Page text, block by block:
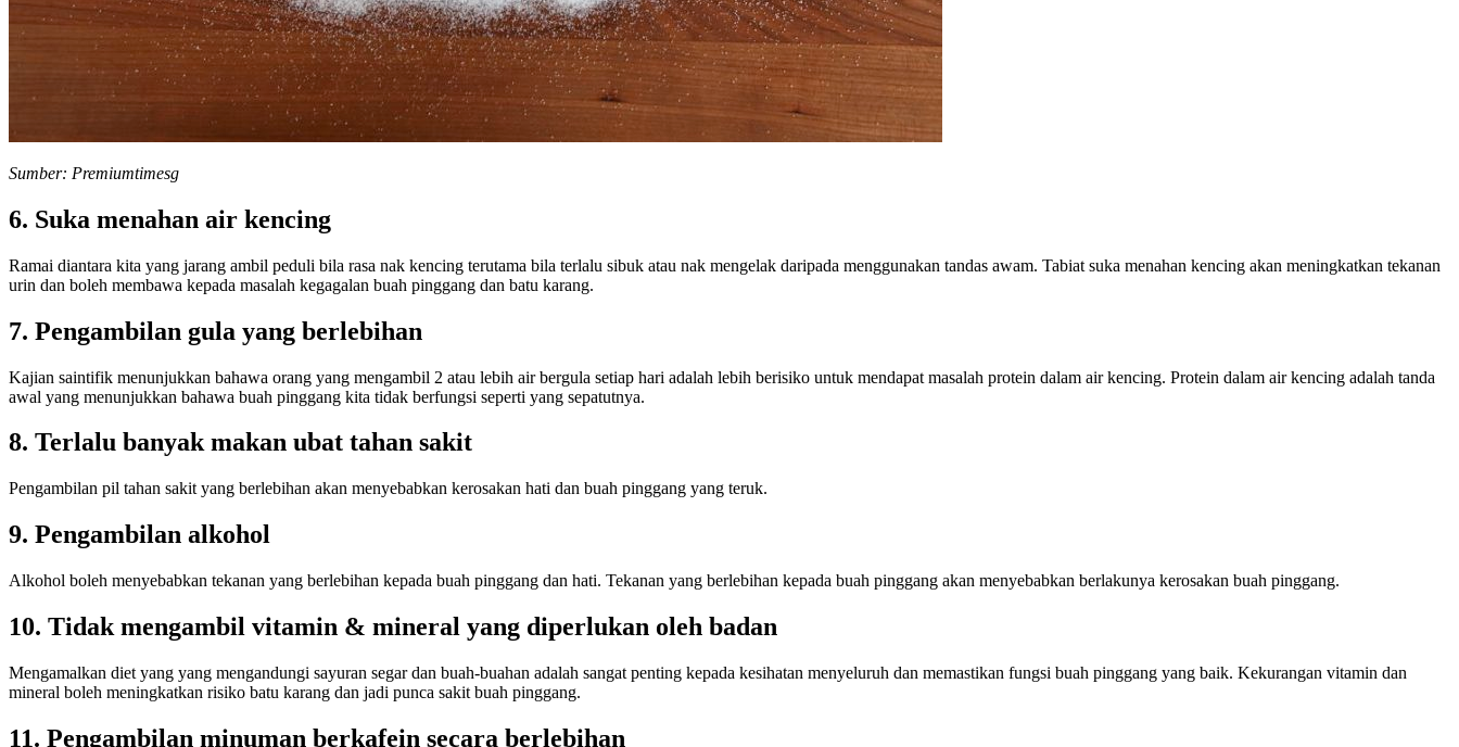
Sumber: Premiumtimesg
6. Suka menahan air kencing
Ramai diantara kita yang jarang ambil peduli bila rasa nak kencing terutama bila terlalu sibuk atau nak mengelak daripada menggunakan tandas awam. Tabiat suka menahan kencing akan meningkatkan tekanan
urin dan boleh membawa kepada masalah kegagalan buah pinggang dan batu karang.
7. Pengambilan gula yang berlebihan
Kajian saintifik menunjukkan bahawa orang yang mengambil 2 atau lebih air bergula setiap hari adalah lebih berisiko untuk mendapat masalah protein dalam air kencing. Protein dalam air kencing adalah tanda
awal yang menunjukkan bahawa buah pinggang kita tidak berfungsi seperti yang sepatutnya.
8. Terlalu banyak makan ubat tahan sakit
Pengambilan pil tahan sakit yang berlebihan akan menyebabkan kerosakan hati dan buah pinggang yang teruk.
9. Pengambilan alkohol
Alkohol boleh menyebabkan tekanan yang berlebihan kepada buah pinggang dan hati. Tekanan yang berlebihan kepada buah pinggang akan menyebabkan berlakunya kerosakan buah pinggang.
10. Tidak mengambil vitamin & mineral yang diperlukan oleh badan
Mengamalkan diet yang yang mengandungi sayuran segar dan buah-buahan adalah sangat penting kepada kesihatan menyeluruh dan memastikan fungsi buah pinggang yang baik. Kekurangan vitamin dan
mineral boleh meningkatkan risiko batu karang dan jadi punca sakit buah pinggang.
11. Pengambilan minuman berkafein secara berlebihan